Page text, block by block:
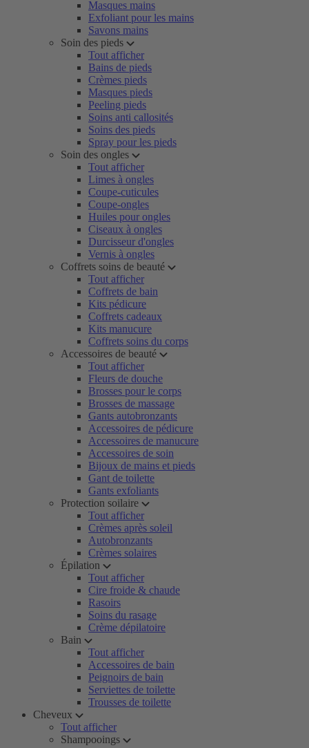
Masques mains
Exfoliant pour les mains
Savons mains
Soin des pieds
Tout afficher
Bains de pieds
Crèmes pieds
Masques pieds
Peeling pieds
Soins anti callosités
Soins des pieds
Spray pour les pieds
Soin des ongles
Tout afficher
Limes à ongles
Coupe-cuticules
Coupe-ongles
Huiles pour ongles
Ciseaux à ongles
Durcisseur d'ongles
Vernis à ongles
Coffrets soins de beauté
Tout afficher
Coffrets de bain
Kits pédicure
Coffrets cadeaux
Kits manucure
Coffrets soins du corps
Accessoires de beauté
Tout afficher
Fleurs de douche
Brosses pour le corps
Brosses de massage
Gants autobronzants
Accessoires de pédicure
Accessoires de manucure
Accessoires de soin
Bijoux de mains et pieds
Gant de toilette
Gants exfoliants
Protection soilaire
Tout afficher
Crèmes après soleil
Autobronzants
Crèmes solaires
Épilation
Tout afficher
Cire froide & chaude
Rasoirs
Soins du rasage
Crème dépilatoire
Bain
Tout afficher
Accessoires de bain
Peignoirs de bain
Serviettes de toilette
Trousses de toilette
Cheveux
Tout afficher
Shampooings